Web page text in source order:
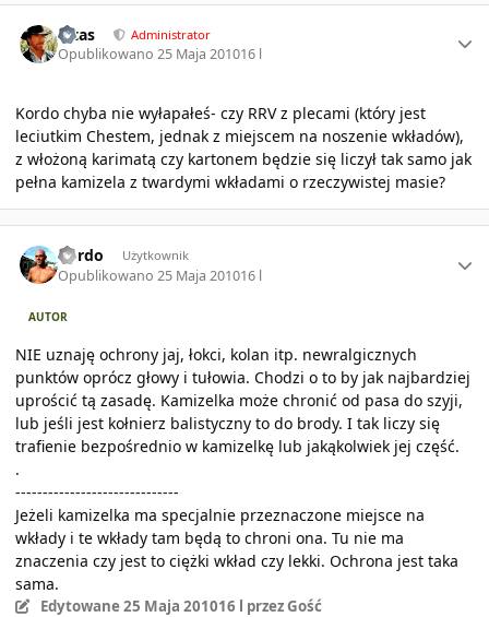
Pitas Administrator
Opublikowano25 Maja 201016 l
Kordo chyba nie wyłapałeś- czy RRV z plecami (który jest
leciutkim Chestem, jednak z miejscem na noszenie wkładów),
z włożoną karimatą czy kartonem będzie się liczył tak samo jak
pełna kamizela z twardymi wkładami o rzeczywistej masie?
kordo Użytkownik
Opublikowano25 Maja 201016 l
AUTOR
NIE uznaję ochrony jaj, łokci, kolan itp. newralgicznych
punktów oprócz głowy i tułowia. Chodzi o to by jak najbardziej
uprościć tą zasadę. Kamizelka może chronić od pasa do szyji,
lub jeśli jest kołnierz balistyczny to do brody. I tak liczy się
trafienie bezpośrednio w kamizelkę lub jakąkolwiek jej część.
.
------------------------------
Jeżeli kamizelka ma specjalnie przeznaczone miejsce na
wkłady i te wkłady tam będą to chroni ona. Tu nie ma
znaczenia czy jest to ciężki wkład czy lekki. Ochrona jest taka
sama.
Edytowane25 Maja 201016 l przez Gość